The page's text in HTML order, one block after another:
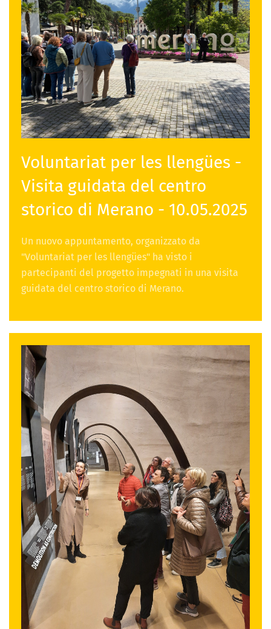
Voluntariat per les llengües -
Visita guidata del centro
storico di Merano - 10.05.2025
Un nuovo appuntamento, organizzato da
"Voluntariat per les llengües" ha visto i
partecipanti del progetto impegnati in una visita
guidata del centro storico di Merano.